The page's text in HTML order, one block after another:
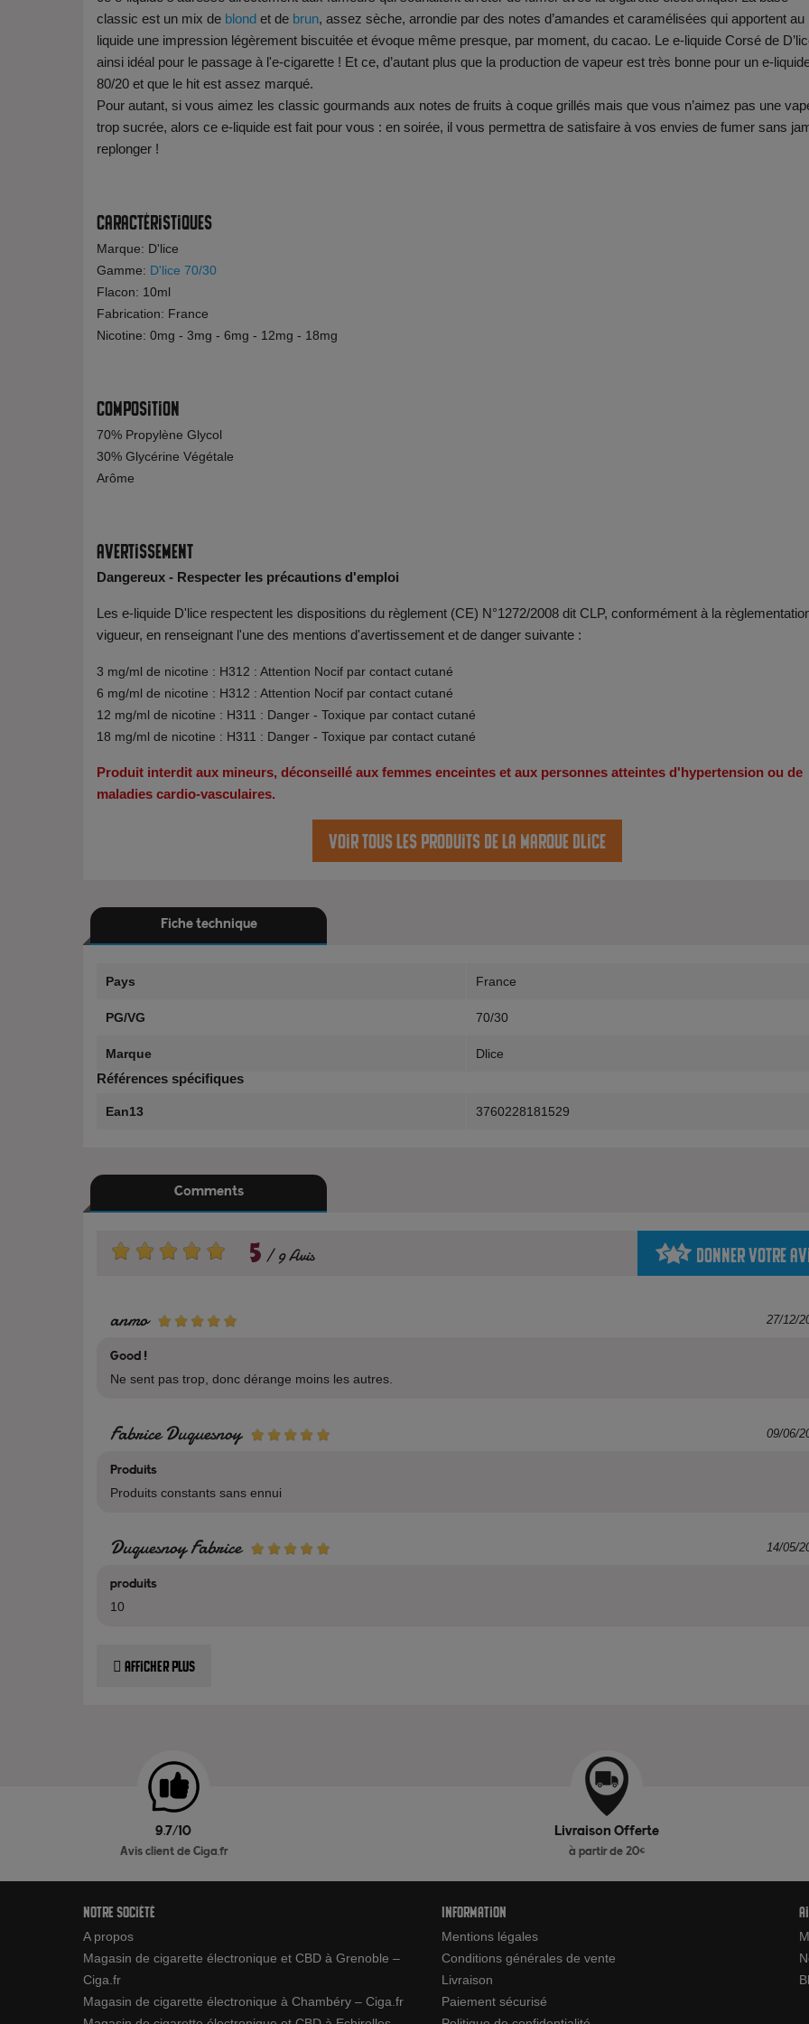
classic est un mix de blond et de brun, assez sèche, arrondie par des notes d’amandes et caramélisées qui apportent au
liquide une impression légèrement biscuitée et évoque même presque, par moment, du cacao. Le e-liquide Corsé de
ainsi idéal pour le passage à l'e-cigarette ! Et ce, d’autant plus que la production de vapeur est très bonne pour un e-
80/20 et que le hit est assez marqué.
Pour autant, si vous aimez les classic gourmands aux notes de fruits à coque grillés mais que vous n’aimez pas une
trop sucrée, alors ce e-liquide est fait pour vous : en soirée, il vous permettra de satisfaire à vos envies de fumer sans
replonger !
Caractéristiques
Marque: D'lice
Gamme: D'lice 70/30
Flacon: 10ml
Fabrication: France
Nicotine: 0mg - 3mg - 6mg - 12mg - 18mg
Composition
70% Propylène Glycol
30% Glycérine Végétale
Arôme
Avertissement
Dangereux - Respecter les précautions d'emploi
Les e-liquide D'lice respectent les dispositions du règlement (CE) N°1272/2008 dit CLP, conformément à la
vigueur, en renseignant l'une des mentions d'avertissement et de danger suivante :
3 mg/ml de nicotine : H312 : Attention Nocif par contact cutané
6 mg/ml de nicotine : H312 : Attention Nocif par contact cutané
12 mg/ml de nicotine : H311 : Danger - Toxique par contact cutané
18 mg/ml de nicotine : H311 : Danger - Toxique par contact cutané
Produit interdit aux mineurs, déconseillé aux femmes enceintes et aux personnes atteintes d'hypertension ou de
maladies cardio-vasculaires.
Voir tous les produits de la marque Dlice
Fiche technique
Pays France
PG/VG 70/30
Marque Dlice
Références spécifiques
Ean13 3760228181529
Comments
5 9 Avis Donner votre
anmo 27/12/
Good !
Ne sent pas trop, donc dérange moins les autres.
Fabrice Duquesnoy 09/06/
Produits
Produits constants sans ennui
Duquesnoy Fabrice 14/05/
produits
10
Afficher plus
9.7/10
Avis client de Ciga.fr
Livraison Offerte
à partir de 20€
Notre société
A propos
Magasin de cigarette électronique et CBD à Grenoble –
Ciga.fr
Magasin de cigarette électronique à Chambéry – Ciga.fr
Information
Mentions légales
Conditions générales de vente
Livraison
Paiement sécurisé